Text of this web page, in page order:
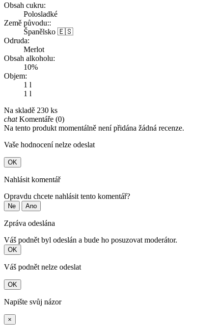
Obsah cukru:
Polosladké
Země původu::
Španělsko 🇪🇸
Odruda:
Merlot
Obsah alkoholu:
10%
Objem:
1 l
1 l
Na skladě 230 ks
chatKomentáře (0)
Na tento produkt momentálně není přidána žádná recenze.
Vaše hodnocení nelze odeslat
OK
Nahlásit komentář
Opravdu chcete nahlásit tento komentář?
Ne Ano
Zpráva odeslána
Váš podnět byl odeslán a bude ho posuzovat moderátor.
OK
Váš podnět nelze odeslat
OK
Napište svůj názor
×